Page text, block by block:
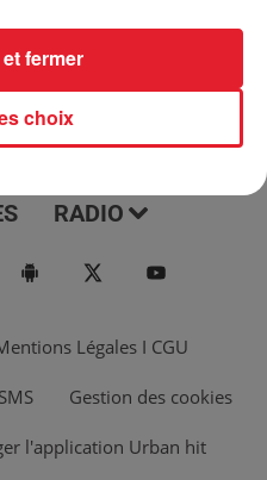
RADIO
Légales I CGU
Gestion des cookies
l'application Urban hit
choix
fermer